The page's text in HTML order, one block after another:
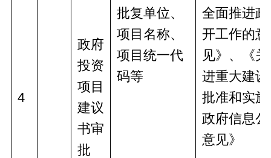
4
政府
投资
项目
建议
书审
批
批复单位、
项目名称、
项目统一代
码等
全面推进
开工作的意
见》、《
进重大建
批准和实
政府信息
意见》